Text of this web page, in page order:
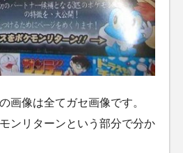
画像は全てガセ画像です。
ンリターンという部分で分か